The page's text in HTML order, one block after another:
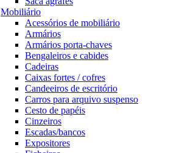
Mobiliário
Acessórios de mobiliário
Armários
Armários porta-chaves
Bengaleiros e cabides
Cadeiras
Caixas fortes / cofres
Candeeiros de escritório
Carros para arquivo suspenso
Cesto de papéis
Cinzeiros
Escadas/bancos
Expositores